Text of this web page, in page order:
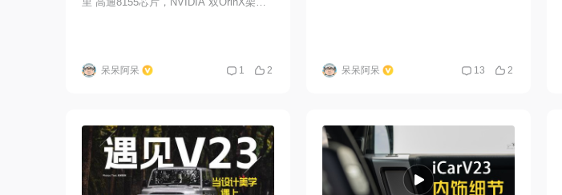
再开三五年 初代L9的车主们 你们的车跑
呆呆阿呆 1 2 呆呆阿呆 13 2